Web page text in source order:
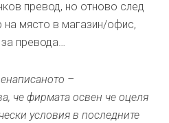
превод, но отново след
на място в магазин/офис,
превода…
–
че фирмата освен че оцеля
условия в последните